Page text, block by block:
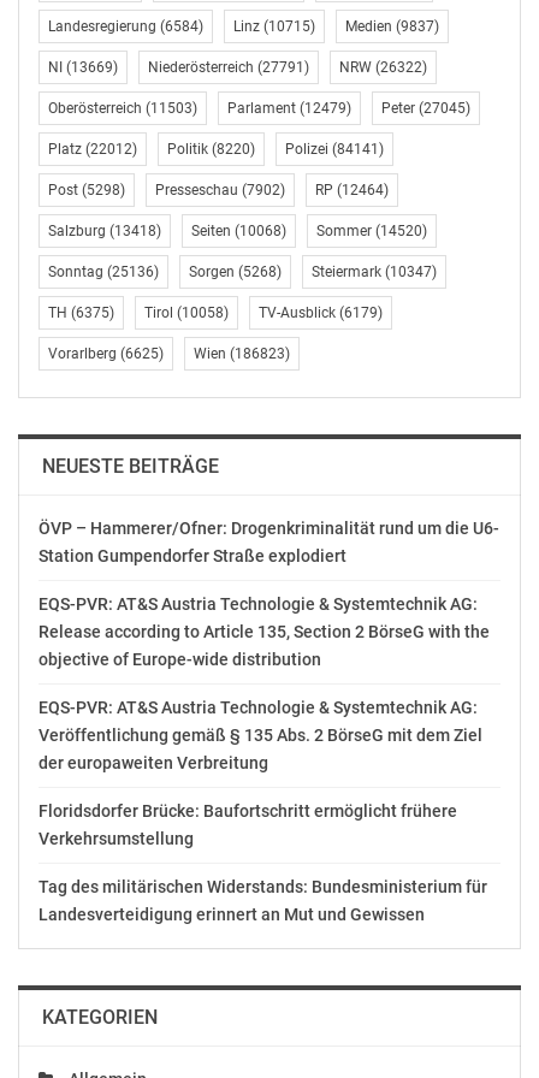
Potential auf nationaler wie europäischer und
internationaler Ebene als thematischen Schwerpunkt im
Regierungsprogramm verankert. Auf europäischer
Ebene wird seit 2016 ein FET-Flagship „Quantum
Technologies“ ausgearbeitet, dessen Aufbauphase
heuer beginnt. Beim Flagship handelt es sich um ein
visionäres Forschungsvorhaben mit bis zu zehn Jahren
Laufzeit und einem EU-Budget von 500 Millionen Euro.
Weitere 500 Millionen Euro werden von Unternehmen
und Forschungseinrichtungen der EU-Mitgliedstaaten
beigestellt. „So können wir auf europäischer Ebene im
Bereich Quantentechnologie unsere führende Rolle
nachhaltig festigen“, betonen Klement Tockner,
Ziele des nun startenden Programmes zu
Quantenforschung und -technologie sind, neue
Anwendungsmöglichkeiten zu erschließen und somit
die Kompetenzen und Kapazitäten in der
Humanressourcen und F&E-Infrastruktur) weiter
auszubauen. Mit der Förderung von kooperativen F&E-
Projekten soll die Zusammenarbeit zwischen
Wissenschaft und Wirtschaft unterstützt, systematisiert
und vertieft werden. In weiterer Folge wird der
Wissenstransfer aus der Grundlagenforschung in
forschungsaktiven Unternehmen erhöht und damit die
Quantenforschung und -technologie im
Anwendungsbereich in Österreich gestärkt.
mit Unternehmen kooperieren, die im Bereich der
Quantenforschung tätig sind und Personalkosten von
Landesregierung (6584) Linz (10715) Medien (9837)
NI (13669) Niederösterreich (27791) NRW (26322)
Oberösterreich (11503) Parlament (12479) Peter (27045)
Platz (22012) Politik (8220) Polizei (84141)
Post (5298) Presseschau (7902) RP (12464)
Salzburg (13418) Seiten (10068) Sommer (14520)
Sonntag (25136) Sorgen (5268) Steiermark (10347)
TH (6375) Tirol (10058) TV-Ausblick (6179)
Vorarlberg (6625) Wien (186823)
NEUESTE BEITRÄGE
ÖVP – Hammerer/Ofner: Drogenkriminalität rund um die U6-
Station Gumpendorfer Straße explodiert
EQS-PVR: AT&S Austria Technologie & Systemtechnik AG:
Release according to Article 135, Section 2 BörseG with the
objective of Europe-wide distribution
EQS-PVR: AT&S Austria Technologie & Systemtechnik AG:
Veröffentlichung gemäß § 135 Abs. 2 BörseG mit dem Ziel
der europaweiten Verbreitung
Floridsdorfer Brücke: Baufortschritt ermöglicht frühere
Verkehrsumstellung
Tag des militärischen Widerstands: Bundesministerium für
Landesverteidigung erinnert an Mut und Gewissen
KATEGORIEN